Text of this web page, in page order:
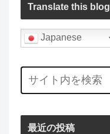
Translate this blog
Japanese
最近の投稿